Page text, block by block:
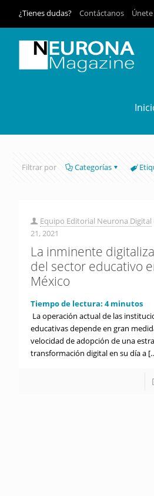
¿Tienes dudas? Contáctanos
Filtrar por Categorías
Equipo Editorial Neurona Digital
21, 2021
La inminente
del sector educativo
México
Tiempo de lectura: 4 minutos
La operación actual de las
educativas depende en gran
velocidad de adopción de una
transformación digital en su día a